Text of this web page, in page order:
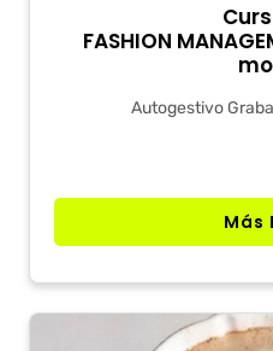
FASHION
Autogestivo
Más